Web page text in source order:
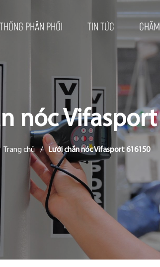
phân phối Tin tức
nóc
Trang chủ / Lưới chắn nóc Vifasport 616150